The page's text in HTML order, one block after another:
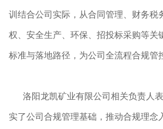
训结合公司实际，从合同管理、财务税
权、安全生产、环保、招投标采购等关
标准与落地路径，为公司全流程合规管
洛阳龙凯矿业有限公司相关负责人
实了公司合规管理基础，推动合规理念